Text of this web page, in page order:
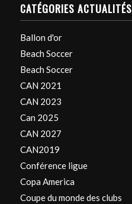
CATÉGORIES ACTUALITÉS
Ballon d'or
Beach Soccer
Beach Soccer
CAN 2021
CAN 2023
Can 2025
CAN 2027
CAN2019
Conférence ligue
Copa America
Coupe du monde des clubs